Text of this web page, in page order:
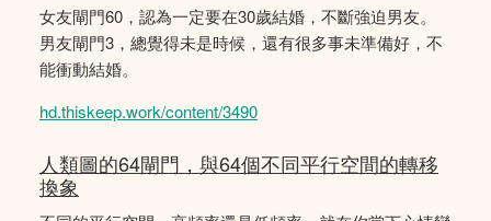
女友閘門60，認為一定要在30歲結婚，不斷強迫男友。
男友閘門3，總覺得未是時候，還有很多事未準備好，不
能衝動結婚。
hd.thiskeep.work/content/3490
人類圖的64閘門，與64個不同平行空間的轉移
換象